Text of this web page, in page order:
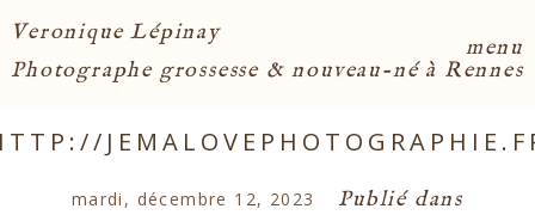
menu
Veronique Lépinay
Photographe grossesse & nouveau-né à Rennes
mardi, décembre 12, 2023 Publié dans